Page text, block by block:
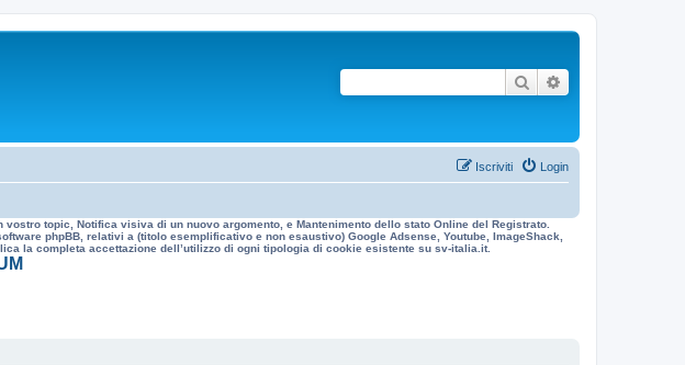
Cerca
Login
Iscriviti
topic, Notifica visiva di un nuovo argomento, e Mantenimento dello stato Online del Registrato.
phpBB, relativi a (titolo esemplificativo e non esaustivo) Google Adsense, Youtube, ImageShack,
la completa accettazione dell’utilizzo di ogni tipologia di cookie esistente su sv-italia.it.